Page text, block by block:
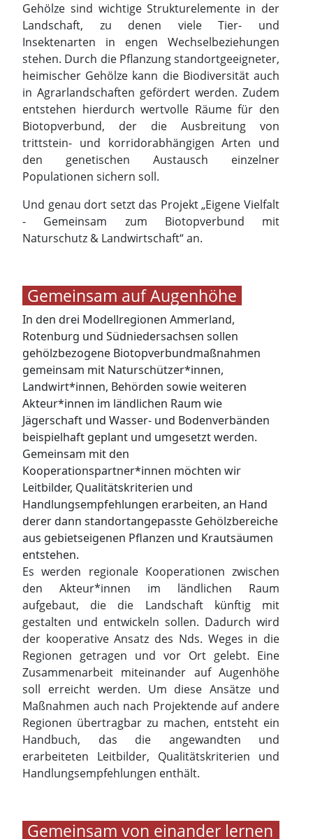
Gehölze sind wichtige Strukturelemente in der
Landschaft, zu denen viele Tier- und
Insektenarten in engen Wechselbeziehungen
stehen. Durch die Pflanzung standortgeeigneter,
heimischer Gehölze kann die Biodiversität auch
in Agrarlandschaften gefördert werden. Zudem
entstehen hierdurch wertvolle Räume für den
Biotopverbund, der die Ausbreitung von
trittstein- und korridorabhängigen Arten und
den genetischen Austausch einzelner
Populationen sichern soll.
Und genau dort setzt das Projekt „Eigene Vielfalt
- Gemeinsam zum Biotopverbund mit
Naturschutz & Landwirtschaft“ an.
Gemeinsam auf Augenhöhe
In den drei Modellregionen Ammerland,
Rotenburg und Südniedersachsen sollen
gehölzbezogene Biotopverbundmaßnahmen
gemeinsam mit Naturschützer*innen,
Landwirt*innen, Behörden sowie weiteren
Akteur*innen im ländlichen Raum wie
Jägerschaft und Wasser- und Bodenverbänden
beispielhaft geplant und umgesetzt werden.
Gemeinsam mit den
Kooperationspartner*innen möchten wir
Leitbilder, Qualitätskriterien und
Handlungsempfehlungen erarbeiten, an Hand
derer dann standortangepasste Gehölzbereiche
aus gebietseigenen Pflanzen und Krautsäumen
entstehen.
Es werden regionale Kooperationen zwischen
den Akteur*innen im ländlichen Raum
aufgebaut, die die Landschaft künftig mit
gestalten und entwickeln sollen. Dadurch wird
der kooperative Ansatz des Nds. Weges in die
Regionen getragen und vor Ort gelebt. Eine
Zusammenarbeit miteinander auf Augenhöhe
soll erreicht werden. Um diese Ansätze und
Maßnahmen auch nach Projektende auf andere
Regionen übertragbar zu machen, entsteht ein
Handbuch, das die angewandten und
erarbeiteten Leitbilder, Qualitätskriterien und
Handlungsempfehlungen enthält.
Gemeinsam von einander lernen